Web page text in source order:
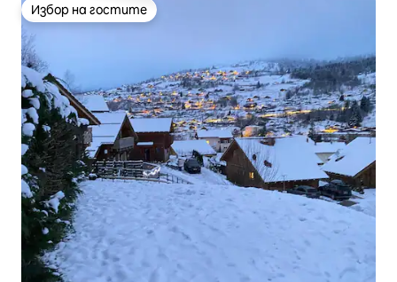
Избор на гостите
Избор на гостите